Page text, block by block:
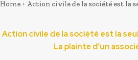
Home Action civile de la société est la
Action civile de la société est la
La plainte d'un